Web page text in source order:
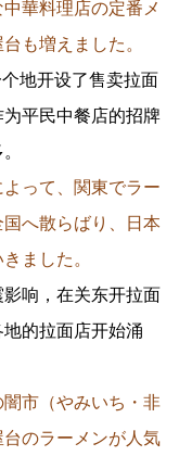
華料理店の定番メ
も増えました。
地开设了售卖拉面
平民中餐店的招牌
って、関東でラー
へ散らばり、日本
ました。
响，在关东开拉面
的拉面店开始涌
市（やみいち・非
のラーメンが人気